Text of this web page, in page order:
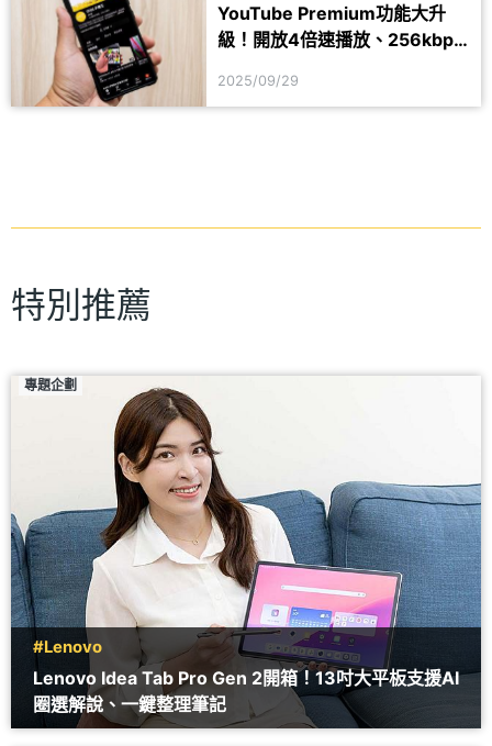
YouTube Premium功能大升
級！開放4倍速播放、256kbps
2025/09/29
特別推薦
專題企劃
#Lenovo
Lenovo Idea Tab Pro Gen 2開箱！13吋大平板支援AI
圈選解說、一鍵整理筆記